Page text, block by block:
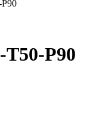
Т50-P90